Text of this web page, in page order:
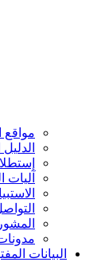
مواقع
آليات
البيانات